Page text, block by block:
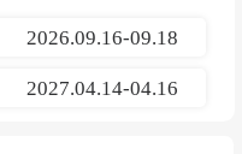
2026.09.16-09.18
2027.04.14-04.16